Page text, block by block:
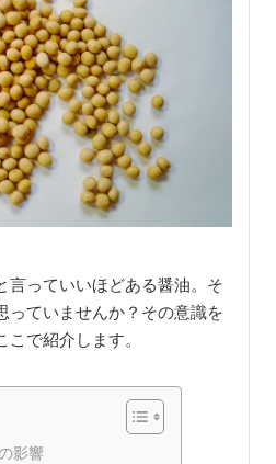
言っていいほどある醤油。そ
っていませんか？その意識を
で紹介します。
影響